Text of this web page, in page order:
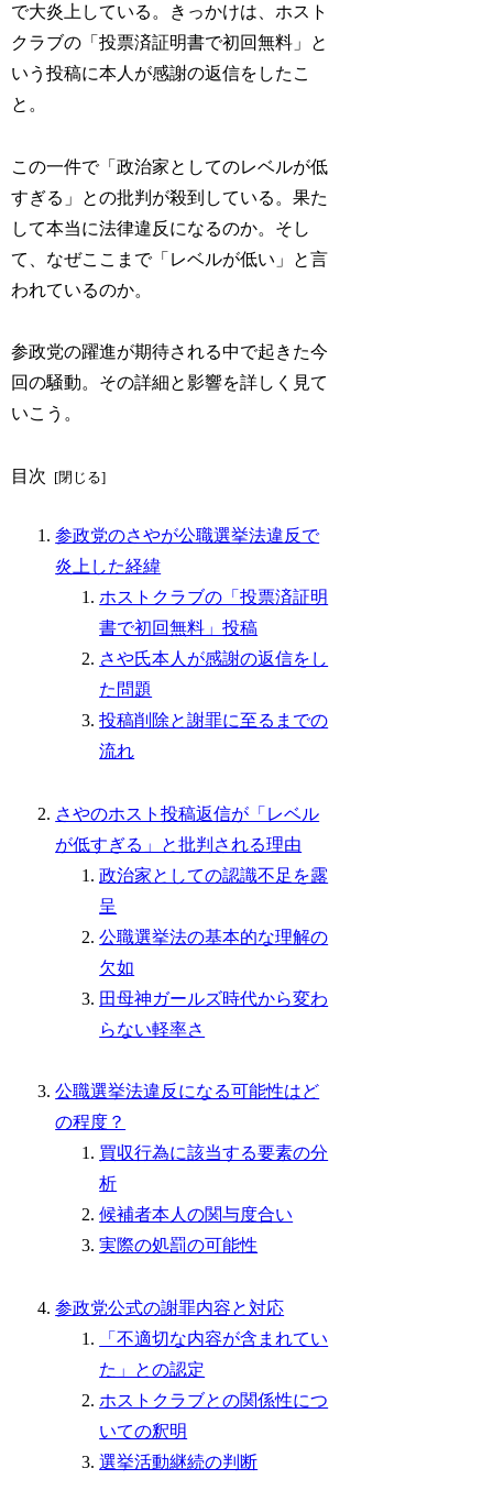
で大炎上している。きっかけは、ホスト
クラブの「投票済証明書で初回無料」と
いう投稿に本人が感謝の返信をしたこ
と。
この一件で「政治家としてのレベルが低
すぎる」との批判が殺到している。果た
して本当に法律違反になるのか。そし
て、なぜここまで「レベルが低い」と言
われているのか。
参政党の躍進が期待される中で起きた今
回の騒動。その詳細と影響を詳しく見て
いこう。
目次
参政党のさやが公職選挙法違反で
炎上した経緯
ホストクラブの「投票済証明
書で初回無料」投稿
さや氏本人が感謝の返信をし
た問題
投稿削除と謝罪に至るまでの
流れ
さやのホスト投稿返信が「レベル
が低すぎる」と批判される理由
政治家としての認識不足を露
呈
公職選挙法の基本的な理解の
欠如
田母神ガールズ時代から変わ
らない軽率さ
公職選挙法違反になる可能性はど
の程度？
買収行為に該当する要素の分
析
候補者本人の関与度合い
実際の処罰の可能性
参政党公式の謝罪内容と対応
「不適切な内容が含まれてい
た」との認定
ホストクラブとの関係性につ
いての釈明
選挙活動継続の判断